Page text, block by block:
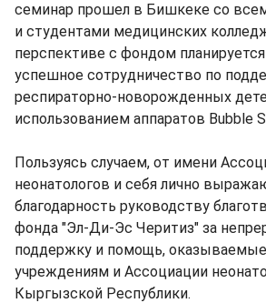
семинар прошел в Бишкеке со
и студентами медицинских
перспективе с фондом
успешное сотрудничество по
респираторно-новорожденных
использованием аппаратов Bubble
Пользуясь случаем, от имени
неонатологов и себя лично
благодарность руководству
фонда "Эл-Ди-Эс Черитиз" за
поддержку и помощь,
учреждениям и Ассоциации
Кыргызской Республики.